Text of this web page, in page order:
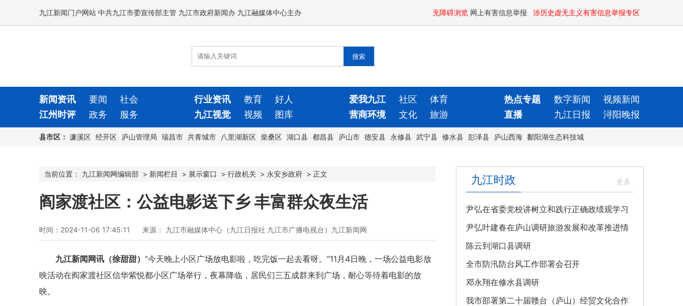
九江新闻门户网站 中共九江市委宣传部主管 九江市政府新闻办 九江融媒体中心主办 无障碍浏览 网上有害信息举报 涉历史虚无主义有害信息举报专区
新闻资讯 要闻 社会 行业资讯 教育 好人 爱我九江 社区 体育 热点专题 数字新闻
视频新闻
江州时评
政务 服务 九江视觉 视频 图库 营商环境 文化 旅游 直播 九江日报 浔阳晚报
县市区： 濂溪区 经开区 庐山管理局 瑞昌市 共青城市 八里湖新区 柴桑区 湖口县 都昌县 庐山市 德安县 永修县 武宁县 修水县 彭泽县 庐山西海 鄱阳湖生态科技城
当前位置： 九江新闻网编辑部 > 新闻栏目 > 展示窗口 > 行政机关 > 永安乡政府 > 正文
阎家渡社区：公益电影送下乡 丰富群众夜生活
时间：2024-11-06 17:45:11 来源： 九江市融媒体中心（九江日报社 九江市广播电视台）九江新闻网
九江新闻网讯（徐甜甜） “今天晚上小区广场放电影啦，吃完饭一起去看呀。”11月4日晚，一场公益电影放
映活动在阎家渡社区信华紫悦都小区广场举行，夜幕降临，居民们三五成群来到广场，耐心等待着电影的放
映。
九江时政
尹弘在省委党校讲树立和践行正确政绩观学习
教育专题党课
尹弘叶建春在庐山调研旅游发展和改革推进情
况
陈云到湖口县调研
全市防汛防台风工作部署会召开
邓永翔在修水县调研
我市部署第二十届赣台（庐山）经贸文化合作